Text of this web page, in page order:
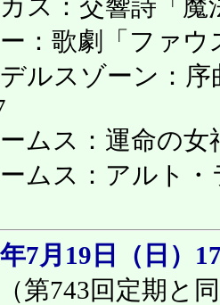
ス：交響詩「魔
：歌劇「ファウ
ルスゾーン：
ムス：運命の女
ムス：アルト・
7月19日（日）
743回定期と